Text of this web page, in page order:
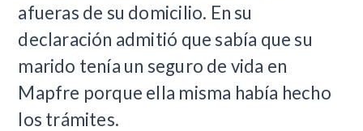
afueras de su domicilio. En su
declaración admitió que sabía que su
marido tenía un seguro de vida en
Mapfre porque ella misma había hecho
los trámites.